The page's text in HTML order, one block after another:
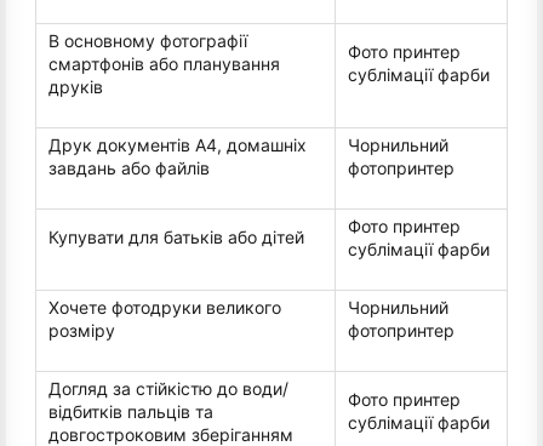
В основному фотографії
смартфонів або планування
друків
Фото принтер
сублімації фарби
Друк документів A4, домашніх
завдань або файлів
Чорнильний
фотопринтер
Купувати для батьків або дітей
Фото принтер
сублімації фарби
Хочете фотодруки великого
розміру
Чорнильний
фотопринтер
Догляд за стійкістю до води/
відбитків пальців та
довгостроковим зберіганням
Фото принтер
сублімації фарби